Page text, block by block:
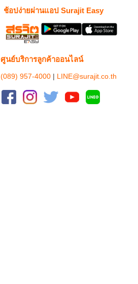
ช้อปง่ายผ่านแอป Surajit Easy
ศูนย์บริการลูกค้าออนไลน์
(089) 957-4000 | LINE@surajit.co.th